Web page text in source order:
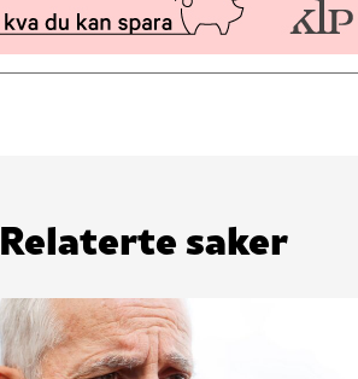
Relaterte saker